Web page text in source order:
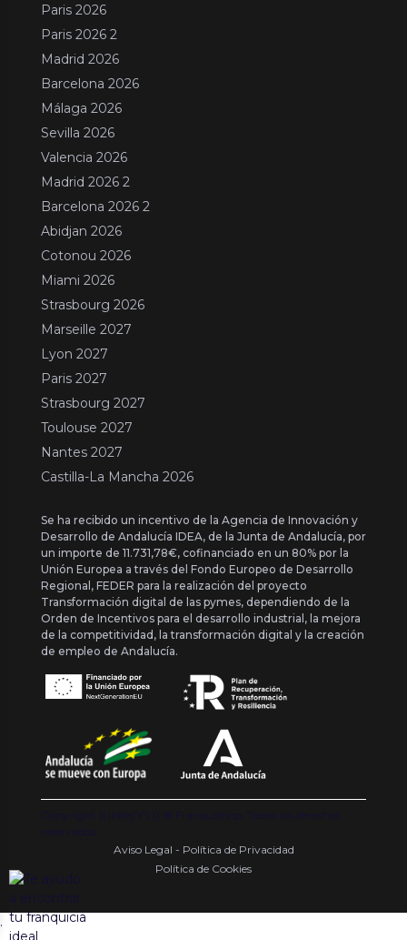
Paris 2026
Paris 2026 2
Madrid 2026
Barcelona 2026
Málaga 2026
Sevilla 2026
Valencia 2026
Madrid 2026 2
Barcelona 2026 2
Abidjan 2026
Cotonou 2026
Miami 2026
Strasbourg 2026
Marseille 2027
Lyon 2027
Paris 2027
Strasbourg 2027
Toulouse 2027
Nantes 2027
Castilla-La Mancha 2026
Se ha recibido un incentivo de la Agencia de Innovación y
Desarrollo de Andalucía IDEA, de la Junta de Andalucía, por
un importe de 11.731,78€, cofinanciado en un 80% por la
Unión Europea a través del Fondo Europeo de Desarrollo
Regional, FEDER para la realización del proyecto
Transformación digital de las pymes, dependiendo de la
Orden de Incentivos para el desarrollo industrial, la mejora
de la competitividad, la transformación digital y la creación
de empleo de Andalucía.
Copyright {{ date('Y') }} ® Franquishop. Todos los derechos
reservados
Aviso Legal - Política de Privacidad
Política de Cookies
.